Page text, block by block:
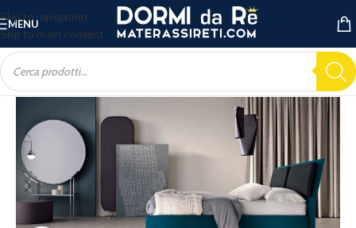
Skip to navigation
Skip to main content
MENU